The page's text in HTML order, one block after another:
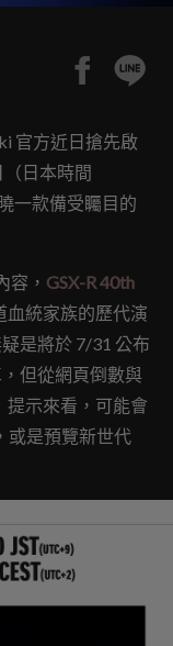
官方近日搶先啟
日本時間
一款備受矚目的
容， GSX-R 40th
血統家族的歷代演
是將於 7/31 公布
但從網頁倒數與
提示來看，可能會
或是預覽新世代